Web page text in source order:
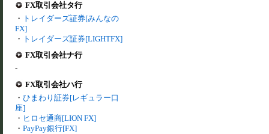
FX取引会社タ行
・ トレイダーズ証券[みんなの
FX]
・ トレイダーズ証券[LIGHTFX]
FX取引会社ナ行
-
FX取引会社ハ行
・ ひまわり証券[レギュラー口
座]
・ ヒロセ通商[LION FX]
・ PayPay銀行[FX]